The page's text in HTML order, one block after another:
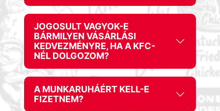
JOGOSULT VAGYOK-E
BÁRMILYEN VÁSÁRLÁSI
KEDVEZMÉNYRE, HA A KFC-
NÉL DOLGOZOM?
A MUNKARUHÁÉRT KELL-E
FIZETNEM?